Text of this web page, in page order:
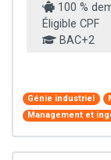
100 %
Éligible CPF
BAC+2
Génie industriel
Management et